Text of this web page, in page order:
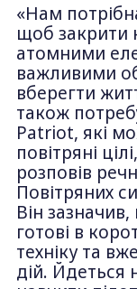
«Нам
щоб закрити
атомними
важливими
вберегти
також
Patriot, які
повітряні
розповів
Повітряних
Він
готові в
техніку та
дій. Йдеться